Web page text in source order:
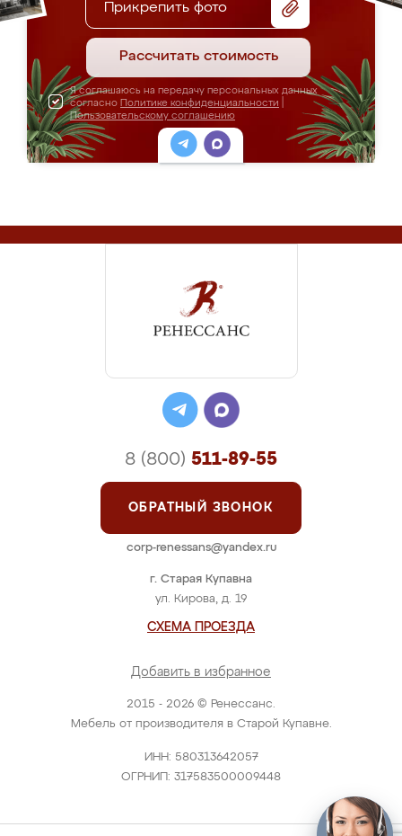
Прикрепить фото
Рассчитать стоимость
Я соглашаюсь на передачу персональных данных
согласно Политике конфиденциальности
Пользовательскому соглашению
2015 - 2026 © Ренессанс.
Мебель от производителя в Старой Купавне.
ИНН: 580313642057
ОГРНИП: 317583500009448
г. Старая Купавна
ул. Кирова, д. 19
СХЕМА ПРОЕЗДА
Добавить в избранное
8 (800) 511-89-55
ОБРАТНЫЙ ЗВОНОК
corp-renessans@yandex.ru